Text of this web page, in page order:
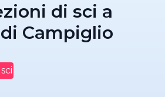
di sci a
Campiglio